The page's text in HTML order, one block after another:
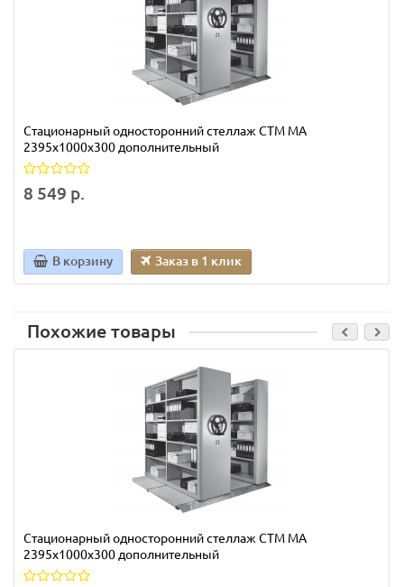
Стационарный односторонний стеллаж СТМ МА
2395х1000х300 дополнительный
8 549 р.
В корзину Заказ в 1 клик
Похожие товары
Стационарный односторонний стеллаж СТМ МА
2395х1000х300 дополнительный